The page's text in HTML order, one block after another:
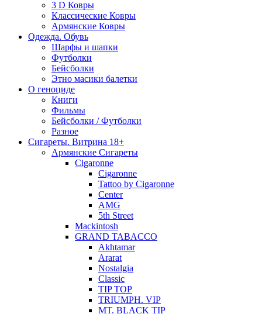
3 D Ковры
Классические Ковры
Армянские Ковры
Одежда. Обувь
Шарфы и шапки
Футболки
Бейсболки
Этно масики балетки
О геноциде
Книги
Фильмы
Бейсболки / Футболки
Разное
Сигареты. Витрина 18+
Армянские Сигареты
Cigaronne
Cigaronne
Tattoo by Cigaronne
Center
AMG
5th Street
Mackintosh
GRAND TABACCO
Akhtamar
Ararat
Nostalgia
Classic
TIP TOP
TRIUMPH. VIP
MT. BLACK TIP